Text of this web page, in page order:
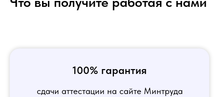
100% гарантия
сдачи аттестации на сайте Минтруда